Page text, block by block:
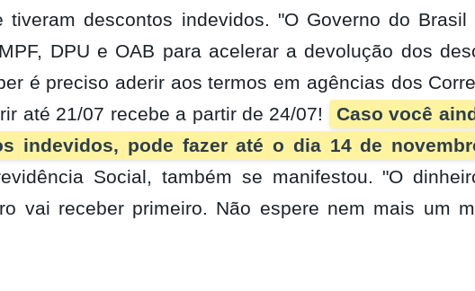
tiveram descontos indevidos. "O Governo do Brasil
DPU e OAB para acelerar a devolução dos
é preciso aderir aos termos em agências dos
até 21/07 recebe a partir de 24/07!
Caso você
indevidos, pode fazer até o dia 14 de
Social, também se manifestou. "O
vai receber primeiro. Não espere nem mais um